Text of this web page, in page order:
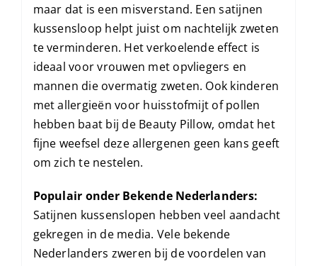
maar dat is een misverstand. Een satijnen
kussensloop helpt juist om nachtelijk zweten
te verminderen. Het verkoelende effect is
ideaal voor vrouwen met opvliegers en
mannen die overmatig zweten. Ook kinderen
met allergieën voor huisstofmijt of pollen
hebben baat bij de Beauty Pillow, omdat het
fijne weefsel deze allergenen geen kans geeft
om zich te nestelen.
Populair onder Bekende Nederlanders:
Satijnen kussenslopen hebben veel aandacht
gekregen in de media. Vele bekende
Nederlanders zweren bij de voordelen van